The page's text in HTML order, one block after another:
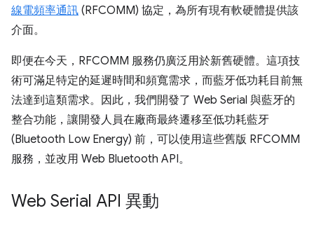
線電頻率通訊 (RFCOMM) 協定，為所有現有軟硬體提供該
介面。
即便在今天，RFCOMM 服務仍廣泛用於新舊硬體。這項技
術可滿足特定的延遲時間和頻寬需求，而藍牙低功耗目前無
法達到這類需求。因此，我們開發了 Web Serial 與藍牙的
整合功能，讓開發人員在廠商最終遷移至低功耗藍牙
(Bluetooth Low Energy) 前，可以使用這些舊版 RFCOMM
服務，並改用 Web Bluetooth API。
Web Serial API 異動